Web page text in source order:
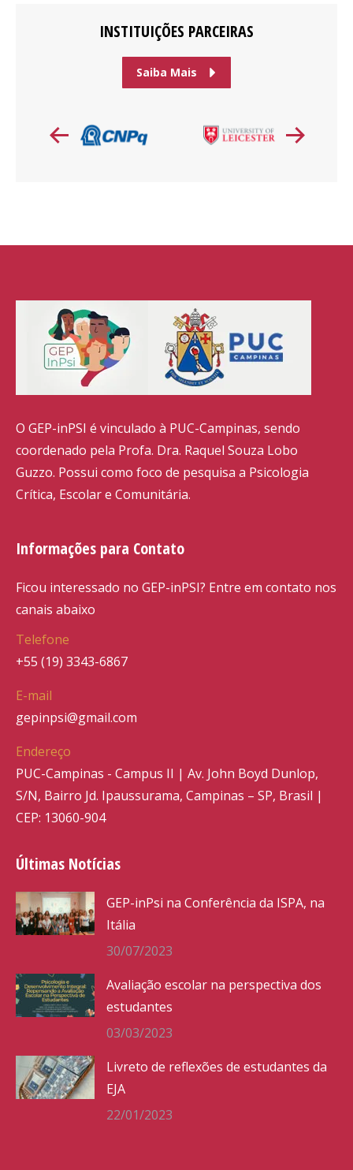
INSTITUIÇÕES PARCEIRAS
Saiba Mais
O GEP-inPSI é vinculado à PUC-Campinas, sendo
coordenado pela Profa. Dra. Raquel Souza Lobo
Guzzo. Possui como foco de pesquisa a Psicologia
Crítica, Escolar e Comunitária.
Informações para Contato
Ficou interessado no GEP-inPSI? Entre em contato nos
canais abaixo
Telefone
+55 (19) 3343-6867
E-mail
gepinpsi@gmail.com
Endereço
PUC-Campinas - Campus II | Av. John Boyd Dunlop,
S/N, Bairro Jd. Ipaussurama, Campinas – SP, Brasil |
CEP: 13060-904
Últimas Notícias
GEP-inPsi na Conferência da ISPA, na
Itália
30/07/2023
Avaliação escolar na perspectiva dos
estudantes
03/03/2023
Livreto de reflexões de estudantes da
EJA
22/01/2023